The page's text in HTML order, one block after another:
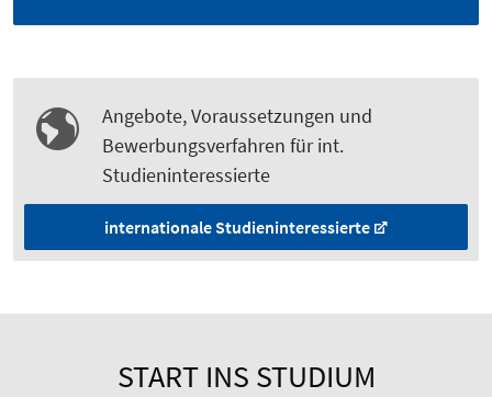
Angebote, Voraussetzungen und
Bewerbungsverfahren für int.
Studieninteressierte
internationale Studieninteressierte
START INS STUDIUM